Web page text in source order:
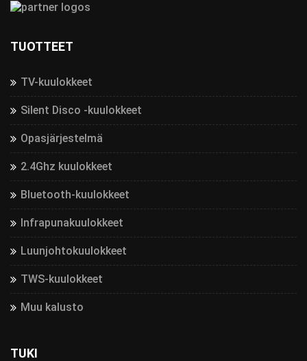
TUOTTEET
TV-kuulokkeet
Silent Disco -kuulokkeet
Opasjärjestelmä
2.4Ghz kuulokkeet
Bluetooth-kuulokkeet
Infrapunakuulokkeet
Luunjohtokuulokkeet
TWS-kuulokkeet
Muu kalusto
TUKI